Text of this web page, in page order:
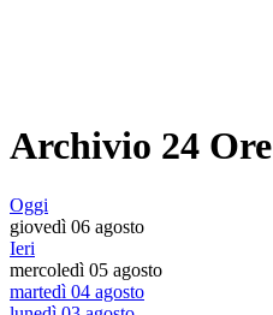
Archivio 24 Ore
Oggi
giovedì 06 agosto
Ieri
mercoledì 05 agosto
martedì 04 agosto